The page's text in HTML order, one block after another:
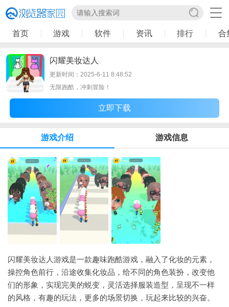
首页 游戏 软件 资讯 排行 合
闪耀美妆达人
更新时间：2025-6-11 8:48:52
无限跑酷，冲刺冒险！
立即下载
游戏介绍 游戏信息
闪耀美妆达人游戏是一款趣味跑酷游戏，融入了化妆的元素，
操控角色前行，沿途收集化妆品，给不同的角色装扮，改变他
们的形象，实现完美的蜕变，灵活选择服装造型，呈现不一样
的风格，有趣的玩法，更多的场景切换，玩起来比较的兴奋。